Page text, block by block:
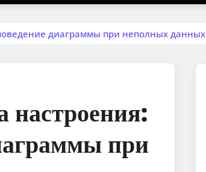
диаграммы при неполных данных
настроения:
при